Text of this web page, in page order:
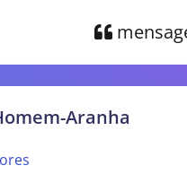
Aranha